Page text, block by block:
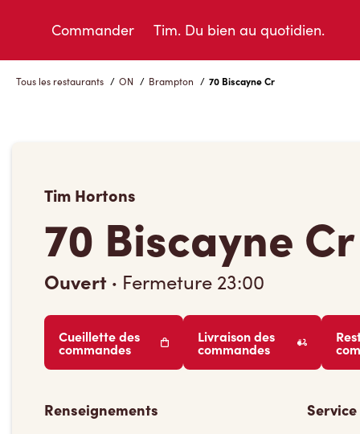
Commander Tim. Du bien au quotidien.
Tous les restaurants / ON / Brampton / 70 Biscayne Cr
Tim Hortons
70 Biscayne Cr
Ouvert · Fermeture 23:00
Cueillette des
commandes
Livraison des
commandes
Renseignements